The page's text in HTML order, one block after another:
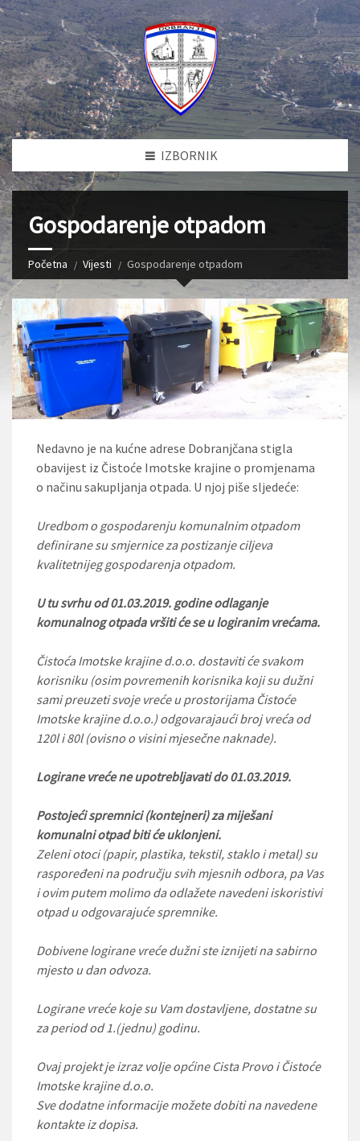
IZBORNIK
Gospodarenje otpadom
Početna Vijesti Gospodarenje otpadom
Nedavno je na kućne adrese Dobranjčana stigla
obavijest iz Čistoće Imotske krajine o promjenama
o načinu sakupljanja otpada. U njoj piše sljedeće:
Uredbom o gospodarenju komunalnim otpadom
definirane su smjernice za postizanje ciljeva
kvalitetnijeg gospodarenja otpadom.
U tu svrhu od 01.03.2019. godine odlaganje
komunalnog otpada vršiti će se u logiranim vrećama.
Čistoća Imotske krajine d.o.o. dostaviti će svakom
korisniku (osim povremenih korisnika koji su dužni
sami preuzeti svoje vreće u prostorijama Čistoće
Imotske krajine d.o.o.) odgovarajaući broj vreća od
120l i 80l (ovisno o visini mjesečne naknade).
Logirane vreće ne upotrebljavati do 01.03.2019.
Postojeći spremnici (kontejneri) za miješani
komunalni otpad biti će uklonjeni.
Zeleni otoci (papir, plastika, tekstil, staklo i metal) su
raspoređeni na području svih mjesnih odbora, pa Vas
i ovim putem molimo da odlažete navedeni iskoristivi
otpad u odgovarajuće spremnike.
Dobivene logirane vreće dužni ste iznijeti na sabirno
mjesto u dan odvoza.
Logirane vreće koje su Vam dostavljene, dostatne su
za period od 1.(jednu) godinu.
Ovaj projekt je izraz volje općine Cista Provo i Čistoće
Imotske krajine d.o.o.
Sve dodatne informacije možete dobiti na navedene
kontakte iz dopisa.